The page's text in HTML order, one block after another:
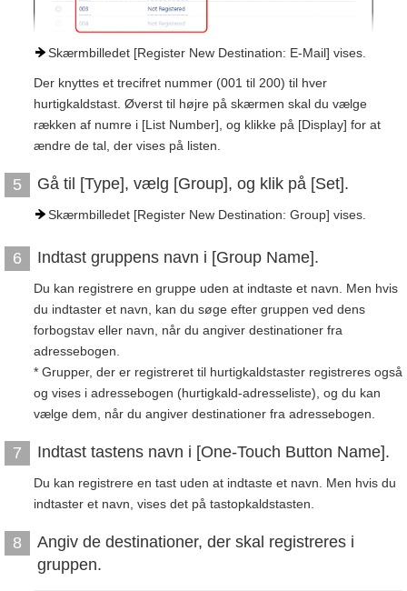
Skærmbilledet [Register New Destination: E-Mail] vises.
Der knyttes et trecifret nummer (001 til 200) til hver
hurtigkaldstast. Øverst til højre på skærmen skal du vælge
rækken af numre i [List Number], og klikke på [Display] for at
ændre de tal, der vises på listen.
5 Gå til [Type], vælg [Group], og klik på [Set].
Skærmbilledet [Register New Destination: Group] vises.
6 Indtast gruppens navn i [Group Name].
Du kan registrere en gruppe uden at indtaste et navn. Men hvis
du indtaster et navn, kan du søge efter gruppen ved dens
forbogstav eller navn, når du angiver destinationer fra
adressebogen.
* Grupper, der er registreret til hurtigkaldstaster registreres også
og vises i adressebogen (hurtigkald-adresseliste), og du kan
vælge dem, når du angiver destinationer fra adressebogen.
7 Indtast tastens navn i [One-Touch Button Name].
Du kan registrere en tast uden at indtaste et navn. Men hvis du
indtaster et navn, vises det på tastopkaldstasten.
8
Angiv de destinationer, der skal registreres i
gruppen.